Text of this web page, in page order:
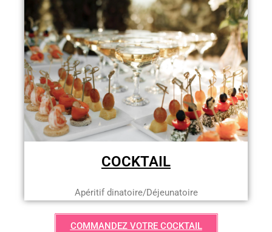
COCKTAIL
Apéritif dinatoire/Déjeunatoire
COMMANDEZ VOTRE COCKTAIL